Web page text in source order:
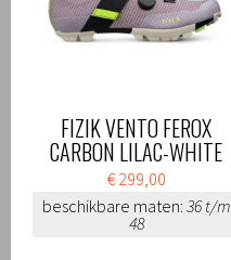
FIZIK VENTO FEROX
CARBON LILAC-WHITE
€ 299,00
beschikbare maten: 36 t/m
48